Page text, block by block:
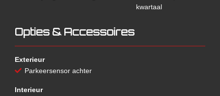
kwartaal
Opties & Accessoires
Exterieur
Parkeersensor achter
Interieur